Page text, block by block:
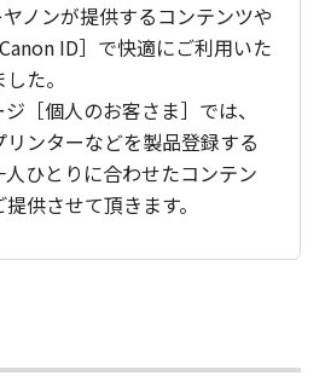
ノンが提供するコンテンツや
ID］で快適にご利用いた
た。
［個人のお客さま］では、
ンターなどを製品登録する
ひとりに合わせたコンテン
供させて頂きます。